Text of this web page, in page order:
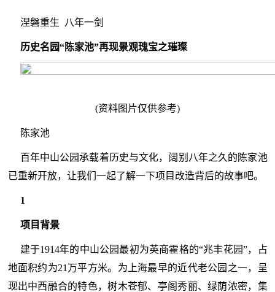
涅磐重生 八年一剑
历史名园“陈家池”再现景观瑰宝之璀璨
(资料图片仅供参考)
陈家池
百年中山公园承载着历史与文化，阔别八年之久的陈家池
已重新开放，让我们一起了解一下项目改造背后的故事吧。
1
项目背景
建于1914年的中山公园最初为英商霍格的“兆丰花园”，占
地面积约为21万平方米。为上海最早的近代老公园之一，呈
现出中西融合的特色，树木苍郁、亭阁秀丽、绿荫浓密，集